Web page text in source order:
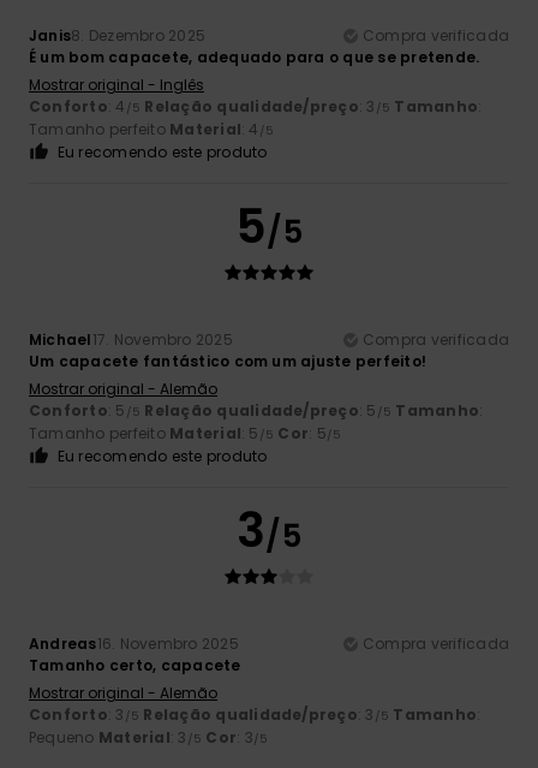
Janis8. Dezembro 2025
Compra verificada
É um bom capacete, adequado para o que se pretende.
Mostrar original - Inglês
Conforto: 4 /5 Relação qualidade/preço: 3 /5 Tamanho:
Tamanho perfeito Material: 4 /5
Eu recomendo este produto
5/5
Michael17. Novembro 2025
Compra verificada
Um capacete fantástico com um ajuste perfeito!
Mostrar original - Alemão
Conforto: 5 /5 Relação qualidade/preço: 5 /5 Tamanho:
Tamanho perfeito Material: 5 /5 Cor: 5/5
Eu recomendo este produto
3/5
Andreas16. Novembro 2025
Compra verificada
Tamanho certo, capacete
Mostrar original - Alemão
Conforto: 3 /5 Relação qualidade/preço: 3 /5 Tamanho:
Pequeno Material: 3 /5 Cor: 3/5